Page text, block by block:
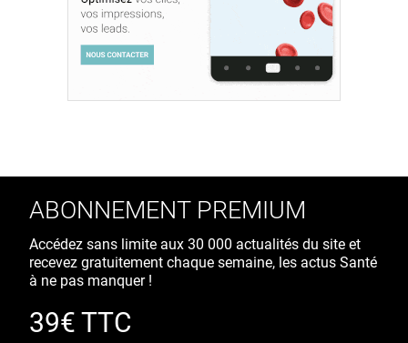
ABONNEMENT PREMIUM
Accédez sans limite aux 30 000 actualités du site et
recevez gratuitement chaque semaine, les actus Santé
à ne pas manquer !
39€ TTC